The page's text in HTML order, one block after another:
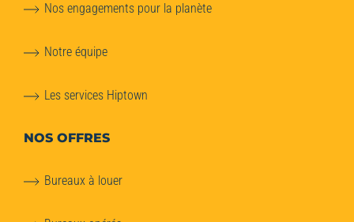
Nos engagements pour la planète
Notre équipe
Les services Hiptown
NOS OFFRES
Bureaux à louer